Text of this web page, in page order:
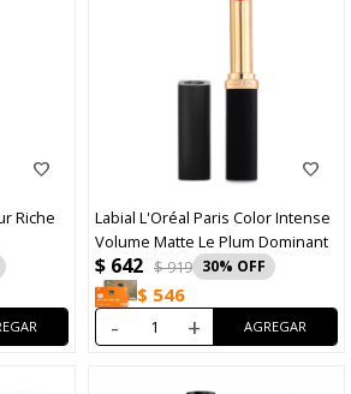
Riche
Labial L'Oréal Paris Color Intense
Volume Matte Le Plum Dominant
$ 642 $919 30
$ 546
- +